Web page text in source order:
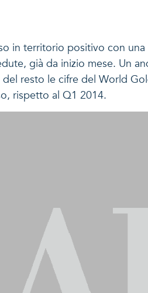
in territorio positivo con
già da inizio mese. Un
resto le cifre del World
rispetto al Q1 2014.